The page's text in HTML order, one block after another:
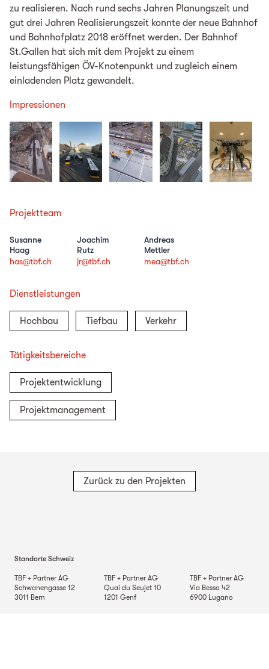
zu realisieren. Nach rund sechs Jahren Planungszeit und
gut drei Jahren Realisierungszeit konnte der neue Bahnhof
und Bahnhofplatz 2018 eröffnet werden. Der Bahnhof
St.Gallen hat sich mit dem Projekt zu einem
leistungsfähigen ÖV-Knotenpunkt und zugleich einem
einladenden Platz gewandelt.
Impressionen
Projektteam
Susanne
Haag
has@tbf.ch
Joachim
Rutz
jr@tbf.ch
Andreas
Mettler
mea@tbf.ch
Dienstleistungen
Hochbau Tiefbau Verkehr
Tätigkeitsbereiche
Projektentwicklung
Projektmanagement
Zurück zu den Projekten
Standorte Schweiz
TBF + Partner AG
Schwanengasse 12
3011 Bern
TBF + Partner AG
Quai du Seujet 10
1201 Genf
TBF + Partner AG
Via Besso 42
6900 Lugano